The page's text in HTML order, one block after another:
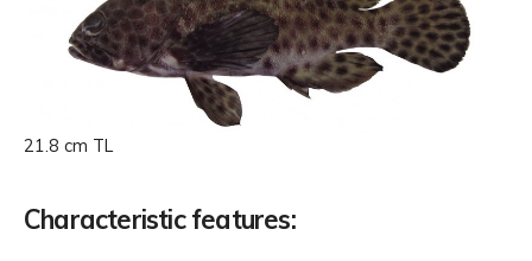
21.8 cm TL
Characteristic features: